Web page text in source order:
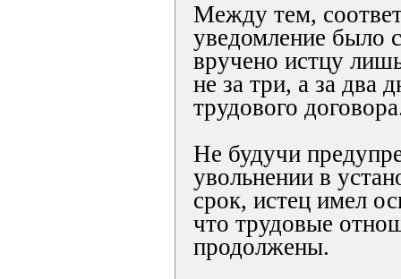
Между тем,
уведомление было
вручено истцу
не за три, а за два
трудового
Не будучи
увольнении в
срок, истец имел
что трудовые
продолжены.